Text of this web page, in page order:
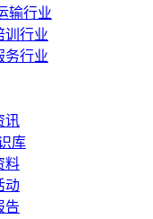
输行业
训行业
务行业
讯
库
料
动
告